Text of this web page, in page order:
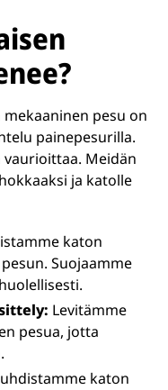
pesu on
painepesurilla.
Meidän
ja katolle
katon
Suojaamme
Levitämme
pesua, jotta
katon